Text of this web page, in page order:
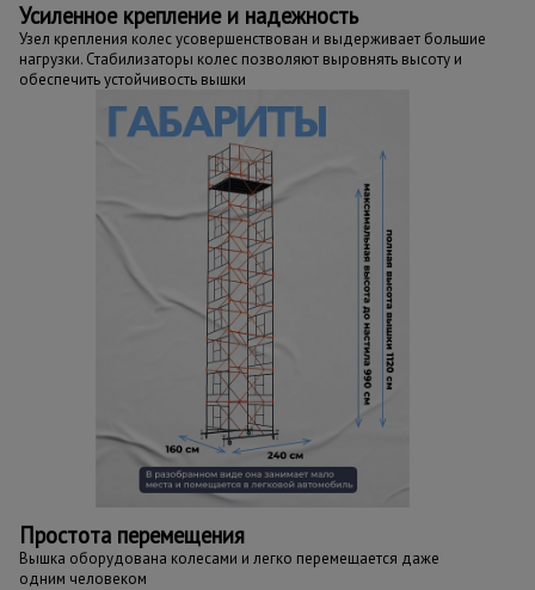
Усиленное крепление и надежность
Узел крепления колес усовершенствован и выдерживает большие
нагрузки. Стабилизаторы колес позволяют выровнять высоту и
обеспечить устойчивость вышки
Простота перемещения
Вышка оборудована колесами и легко перемещается даже
одним человеком